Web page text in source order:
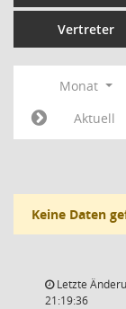
Vertreter
Monat
Aktuell
Keine Daten
Letzte
21:19:36